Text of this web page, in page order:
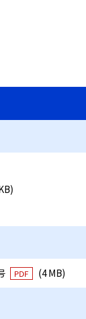
PDF (4 MB)